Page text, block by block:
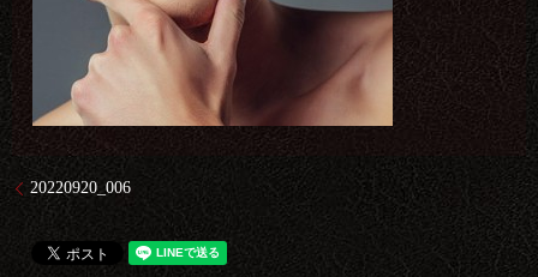
20220920_006